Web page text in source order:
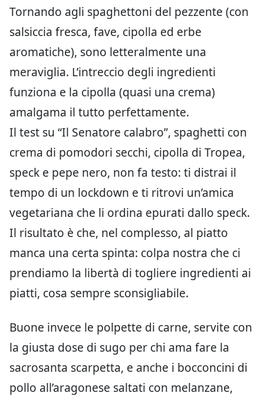
Tornando agli spaghettoni del pezzente (con
salsiccia fresca, fave, cipolla ed erbe
aromatiche), sono letteralmente una
meraviglia. L’intreccio degli ingredienti
funziona e la cipolla (quasi una crema)
amalgama il tutto perfettamente.
Il test su “Il Senatore calabro”, spaghetti con
crema di pomodori secchi, cipolla di Tropea,
speck e pepe nero, non fa testo: ti distrai il
tempo di un lockdown e ti ritrovi un’amica
vegetariana che li ordina epurati dallo speck.
Il risultato è che, nel complesso, al piatto
manca una certa spinta: colpa nostra che ci
prendiamo la libertà di togliere ingredienti ai
piatti, cosa sempre sconsigliabile.
Buone invece le polpette di carne, servite con
la giusta dose di sugo per chi ama fare la
sacrosanta scarpetta, e anche i bocconcini di
pollo all’aragonese saltati con melanzane,